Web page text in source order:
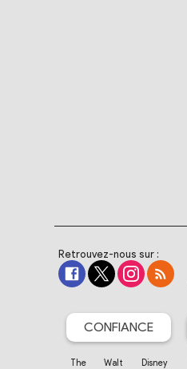
Retrouvez-nous sur :
CONFIANCE
The Walt Disney